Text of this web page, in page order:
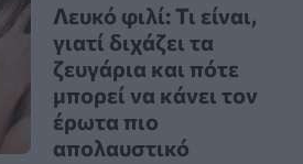
Λευκό φιλί: Τι είναι,
γιατί διχάζει τα
ζευγάρια και πότε
μπορεί να κάνει τον
έρωτα πιο
απολαυστικό